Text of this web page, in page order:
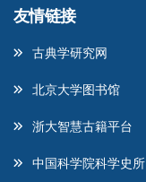
友情链接
古典学研究网
北京大学图书馆
浙大智慧古籍平台
中国科学院科学史所